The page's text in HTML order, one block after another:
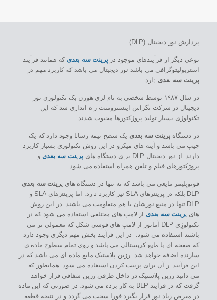
پردازش نور دیجیتال (DLP)
نوعی دیگر از فرآیندهای موجود در پرینت سه بعدی که همانند فرآیند
استریولیتوگرافی می باشد نور دیجیتال می باشد که کاربرد مهم در
پرینت سه بعدی دارد.
در سال ۱۹۸۷ توسط شخصی به نام لری هورن بک تکنولوژی نور
دیجیتال در شرکت تگزاس اینسترومنت راه اندازی شد که این
تکنولوژی بسیار تولید پروژکتورها محبوب شدند.
در دستگاه پرینت سه بعدی یک سطح نیمه رسانا وجود دارد که یک
چیپ می باشد و آینه های میکرو در این روش تکنولوژی بسیار کاربرد
دارند. از نور دیجیتال DLP برای دستگاه های
پرینت سه بعدی و
پروژکتورهای فیلم و تلفن همراه استفاده می شود.
فوتوپلیمر مایعی می باشد که نه تنها در دستگاه های پرینت سه بعدی
DLP بلکه در پرینترهای SLA نیز کاربرد دارد. اما پرینترهای SLA و
DLP تنها در منبع نورشان با هم متفاومت می باشند. در این روش
های پرینت سه بعدی از لامپ های مختلفی استفاده می شود که در
تکنولوژِی DLP آماتور از لامپ های قوسی شکل که معمولی تر می
باشند استفاده می شود. در این فرآیند بخش مهم دیگری وجود دارد
که صفحه ای با مایع کریستالی می باشد و روی تمام سطوح ماده ی
سازنده اضافه خواهد شد. رزین پلاستیک مایع ماده ای می باشد که در
این فرآیند از آن برای پرینت کردن استفاده می شود. همانطور که
می دانید رزین پلاستیک در داخل ظرفی رزین شفافی قرار خواهد
گرفت که در فرآیند DLP به کار برده می شود. در صورتی که این ماده
در معرض زیاد نور قرار بگیرد فورا سخت می گردد و در نتیجه قطعه